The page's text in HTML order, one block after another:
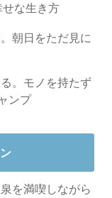
な生き方
朝日をただ見に
。モノを持たず
ンプ
を満喫しながら